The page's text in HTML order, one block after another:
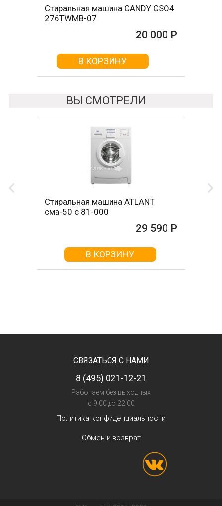
Стиральная машина CANDY CSO4
276TWMB-07
20 000 Р
В КОРЗИНУ
Стиральная машина WILLMARK
WMS-90P
20 000 Р
В КОРЗИНУ
ВЫ СМОТРЕЛИ
Стиральная машина ATLANT
сма-50 с 81-000
29 590 Р
В КОРЗИНУ
СВЯЗАТЬСЯ С НАМИ
8 (495) 021-12-21
Работаем без выходных
с 9:00 до 22:00
Политика конфиденциальности
Обмен и возврат